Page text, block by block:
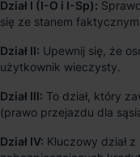
Dział I (I-O i I-Sp):
się ze stanem
Dział II: Upewnij się, że
użytkownik wieczysty.
Dział III: To dział, który
(prawo przejazdu dla
Dział IV: Kluczowy dział